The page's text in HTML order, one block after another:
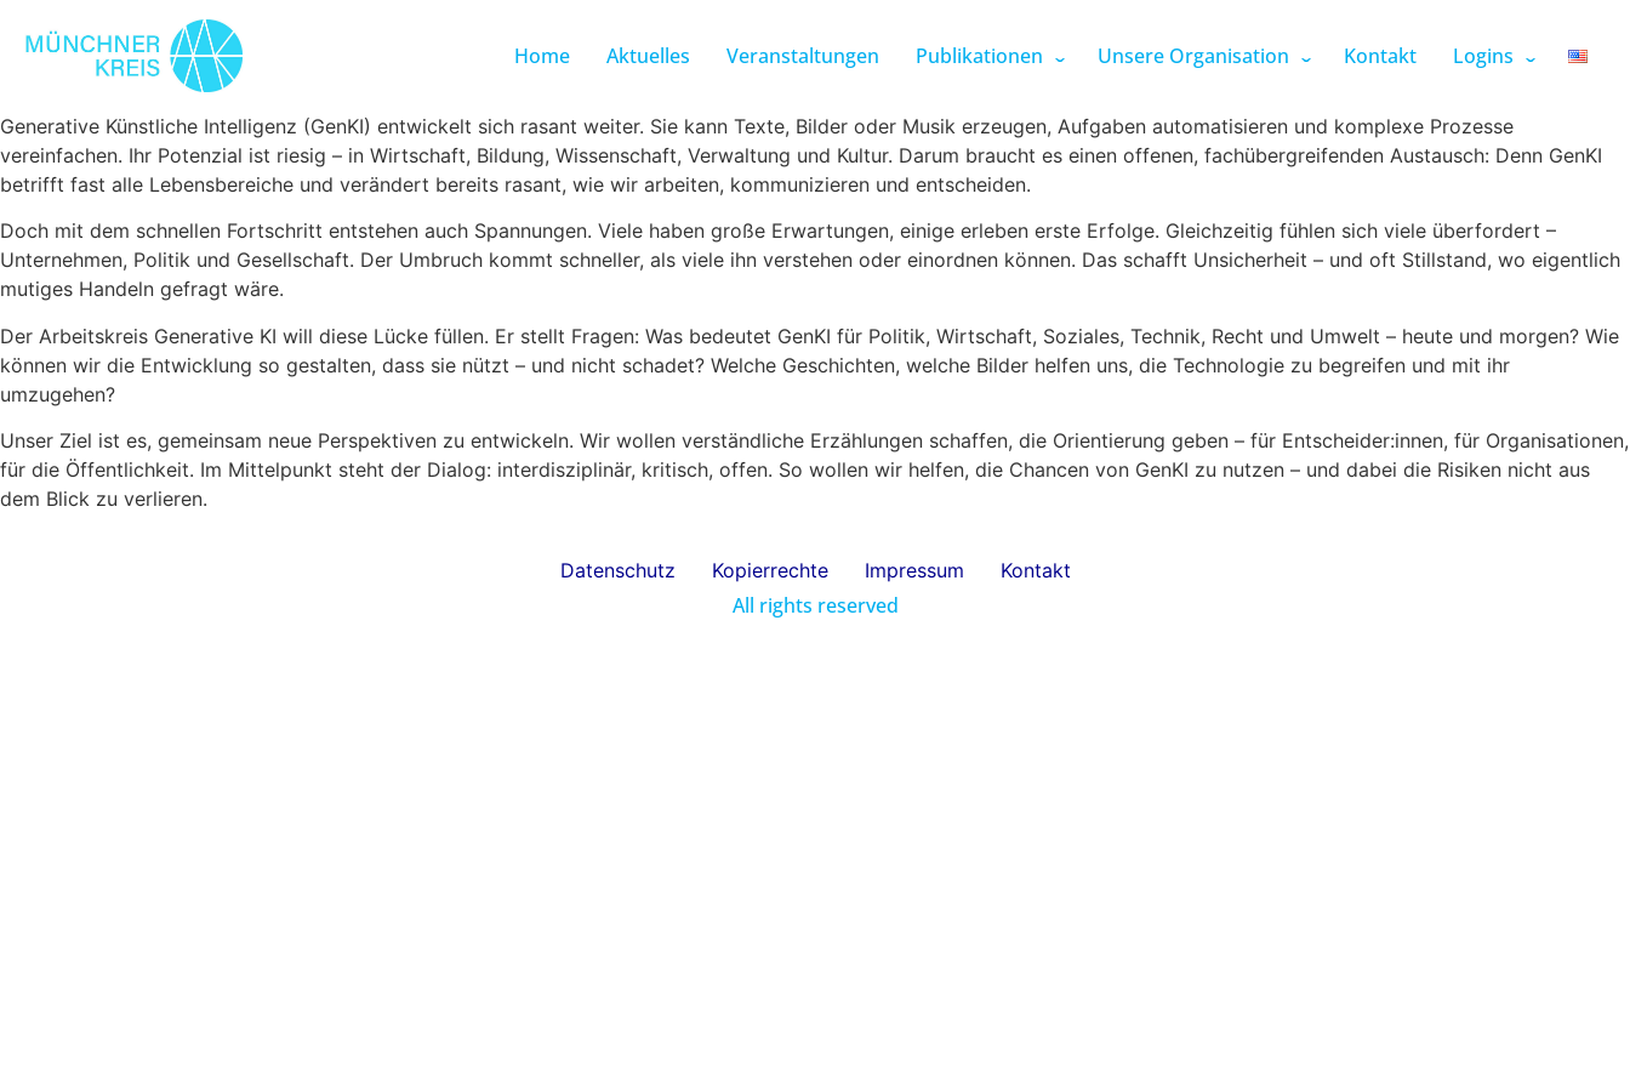
Home Aktuelles Veranstaltungen Publikationen Unsere Organisation Kontakt Logins
Generative Künstliche Intelligenz (GenKI) entwickelt sich rasant weiter. Sie kann Texte, Bilder oder Musik erzeugen, Aufgaben automatisieren und komplexe Prozesse
vereinfachen. Ihr Potenzial ist riesig – in Wirtschaft, Bildung, Wissenschaft, Verwaltung und Kultur. Darum braucht es einen offenen, fachübergreifenden Austausch: Denn GenKI
betrifft fast alle Lebensbereiche und verändert bereits rasant, wie wir arbeiten, kommunizieren und entscheiden.
Doch mit dem schnellen Fortschritt entstehen auch Spannungen. Viele haben große Erwartungen, einige erleben erste Erfolge. Gleichzeitig fühlen sich viele überfordert –
Unternehmen, Politik und Gesellschaft. Der Umbruch kommt schneller, als viele ihn verstehen oder einordnen können. Das schafft Unsicherheit – und oft Stillstand, wo eigentlich
mutiges Handeln gefragt wäre.
Der Arbeitskreis Generative KI will diese Lücke füllen. Er stellt Fragen: Was bedeutet GenKI für Politik, Wirtschaft, Soziales, Technik, Recht und Umwelt – heute und morgen? Wie
können wir die Entwicklung so gestalten, dass sie nützt – und nicht schadet? Welche Geschichten, welche Bilder helfen uns, die Technologie zu begreifen und mit ihr
umzugehen?
Unser Ziel ist es, gemeinsam neue Perspektiven zu entwickeln. Wir wollen verständliche Erzählungen schaffen, die Orientierung geben – für Entscheider:innen, für Organisationen,
für die Öffentlichkeit. Im Mittelpunkt steht der Dialog: interdisziplinär, kritisch, offen. So wollen wir helfen, die Chancen von GenKI zu nutzen – und dabei die Risiken nicht aus
dem Blick zu verlieren.
Datenschutz Kopierrechte Impressum Kontakt
All rights reserved